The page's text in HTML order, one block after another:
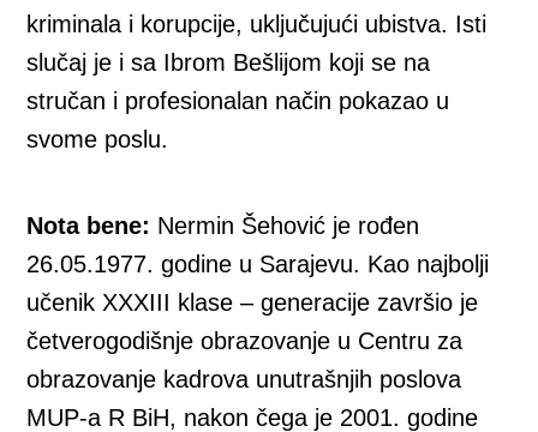
kriminala i korupcije, uključujući ubistva. Isti
slučaj je i sa Ibrom Bešlijom koji se na
stručan i profesionalan način pokazao u
svome poslu.
Nota bene: Nermin Šehović je rođen
26.05.1977. godine u Sarajevu. Kao najbolji
učenik XXXIII klase – generacije završio je
četverogodišnje obrazovanje u Centru za
obrazovanje kadrova unutrašnjih poslova
MUP-a R BiH, nakon čega je 2001. godine